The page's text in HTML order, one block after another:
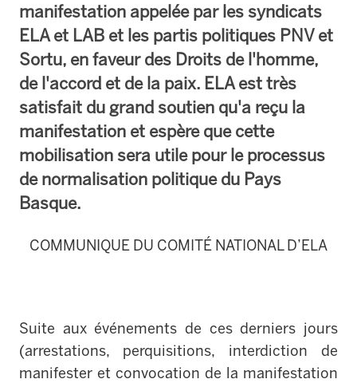
manifestation appelée par les syndicats
ELA et LAB et les partis politiques PNV et
Sortu, en faveur des Droits de l'homme,
de l'accord et de la paix. ELA est très
satisfait du grand soutien qu'a reçu la
manifestation et espère que cette
mobilisation sera utile pour le processus
de normalisation politique du Pays
Basque.
COMMUNIQUE DU COMITÉ NATIONAL D’ELA
Suite aux événements de ces derniers jours
(arrestations, perquisitions, interdiction de
manifester et convocation de la manifestation